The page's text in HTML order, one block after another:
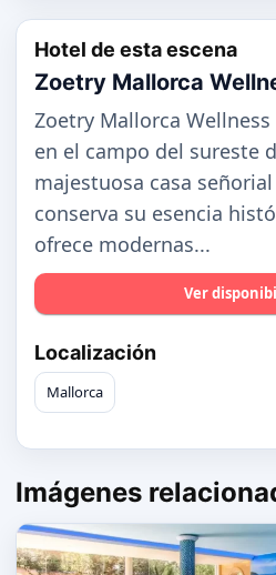
Hotel de esta escena
Zoetry Mallorca
Zoetry Mallorca
en el campo del sureste
majestuosa casa
conserva su esencia
ofrece modernas...
Ver
Localización
Mallorca
Imágenes